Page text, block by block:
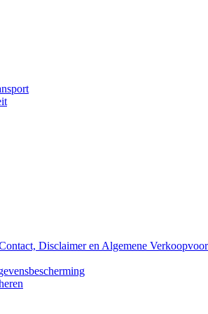
Disclaimer en Algemene